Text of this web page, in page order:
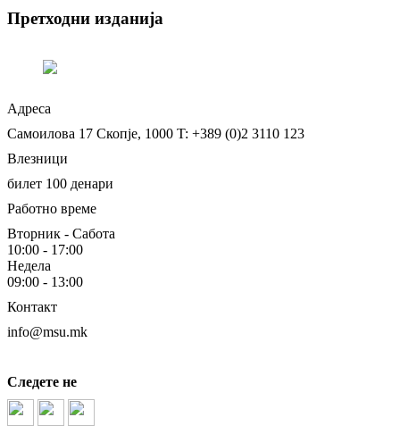
Претходни изданија
Адреса
Самоилова 17 Скопје, 1000 T: +389 (0)2 3110 123
Влезници
билет 100 денари
Работно време
Вторник - Сабота
10:00 - 17:00
Недела
09:00 - 13:00
Контакт
info@msu.mk
Следете не